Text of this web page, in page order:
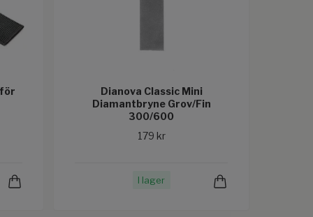
Dianova Classic Mini
Diamantbryne Grov/Fin
300/600
179 kr
I lager